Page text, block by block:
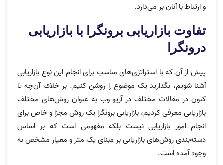
و ارتباط با آنان بر می‌دارد.
تفاوت بازاریابی برونگرا با بازاریابی
درونگرا
پیش از آن که با استراتژی‌های مناسب برای انجام این نوع بازاریابی
آشنا شویم، بگذارید یک موضوع را روشن کنیم. بر خلاف آن‌چه تا
کنون در مقالات مختلف در آریو وب به عنوان روش‌های مختلف
بازاریابی معرفی کردیم، بازاریابی برونگرا یک روش مجزا و خاص برای
انجام امور بازاریابی نیست بلکه مفهومی است که بر اساس
دسته‌بندی روش‌های بازاریابی بر مبنای یک متر و معیار مشخص به
وجود آمده است.